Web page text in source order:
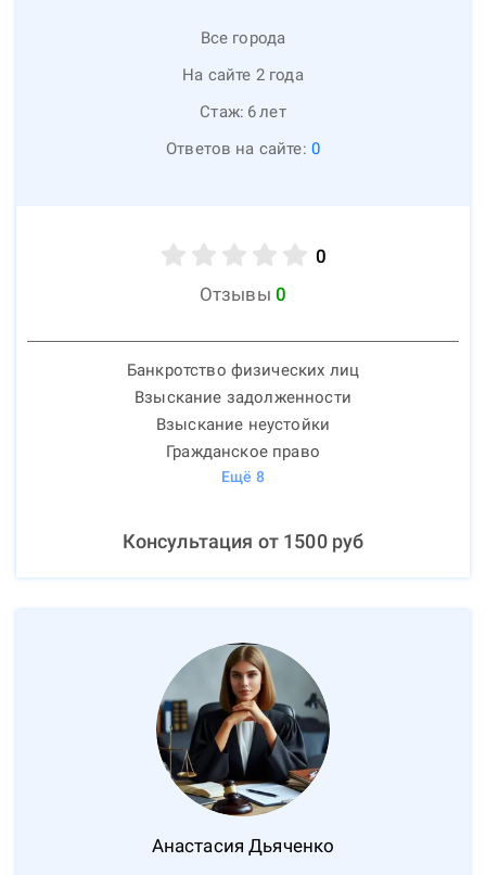
Все города
На сайте 2 года
Стаж: 6лет
Ответов на сайте: 0
0
Отзывы 0
Банкротство физических лиц
Взыскание задолженности
Взыскание неустойки
Гражданское право
Ещё 8
Консультация от 1500руб
Анастасия Дьяченко